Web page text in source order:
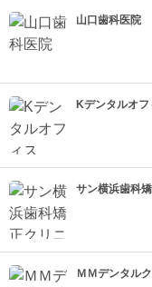
山口歯科医院
Kデンタルオフ
サン横浜歯科
ＭＭデンタル